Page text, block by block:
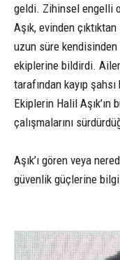
geldi. Zihinsel engelli
Aşık, evinden
uzun süre kendisinden
ekiplerine bildirdi.
tarafından kayıp
Ekiplerin Halil Aşık’ın
çalışmalarını
Aşık’ı gören veya
güvenlik güçlerine